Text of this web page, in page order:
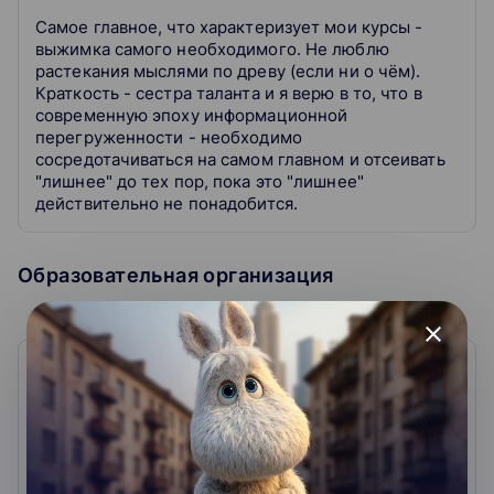
в сами языки программирования. Так что вы даже не
всегда осознаёте, что ими пользуетесь.
Какие паттерны разобраны на курсе?
Курс покрывает все паттерны проектирования из
книги банды четырёх. Вот полный список тем:
Принципы проектирования SOLID: принцип
единственной ответственности (SRP), принцип
интерфейсов (ISP), принцип инверсии
зависимостей (DIP)
Паттерны порождения: строитель, фабрики,
прототип, одиночка
Структурные паттерны: адаптер, мост,
компоновщик, декоратор, фасад,
приспособленец, прокси
Поведенческие паттерны: цепочка зависимости,
команда, интерпретатор, итератор, медиатор,
хранитель, наблюдатель, состояние, стратегия,
Самое главное, что характеризует мои курсы -
выжимка самого необходимого. Не люблю
растекания мыслями по древу (если ни о чём).
Краткость - сестра таланта и я верю в то, что в
современную эпоху информационной
перегруженности - необходимо
сосредотачиваться на самом главном и отсеивать
"лишнее" до тех пор, пока это "лишнее"
действительно не понадобится.
Образовательная организация
Stepik
4.6 60 отзывов
Stepik — образовательная платформа и конструктор
close